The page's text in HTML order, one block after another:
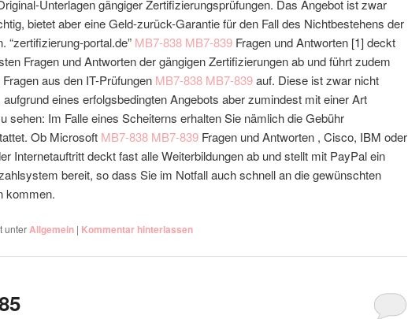
Unterlagen gängiger Zertifizierungsprüfungen. Das Angebot ist zwar
bietet aber eine Geld-zurück-Garantie für den Fall des Nichtbestehens der
“zertifizierung-portal.de” MB7-838 MB7-839 Fragen und Antworten [1] deckt
Fragen und Antworten der gängigen Zertifizierungen ab und führt zudem
aus den IT-Prüfungen MB7-838 MB7-839auf. Diese ist zwar nicht
eines erfolgsbedingten Angebots aber zumindest mit einer Art
sehen: Im Falle eines Scheiterns erhalten Sie nämlich die Gebühr
Ob Microsoft MB7-838 MB7-839 Fragen und Antworten , Cisco, IBM oder
Internetauftritt deckt fast alle Weiterbildungen ab und stellt mit PayPal ein
bereit, so dass Sie im Notfall auch schnell an die gewünschten
kommen.
unterAllgemein | Kommentar hinterlassen